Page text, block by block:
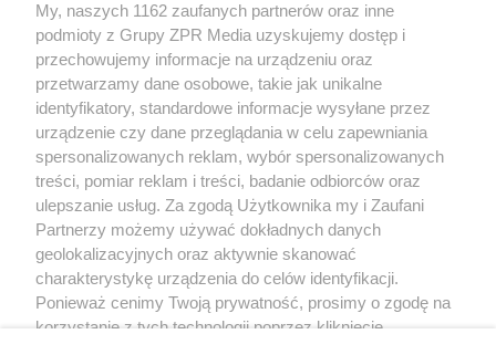
Żaden utwór zamieszczony w serwisie nie może być powielany i
rozpowszechniany lub dalej rozpowszechniany w jakikolwiek sposób (w
tym także elektroniczny lub mechaniczny) na jakimkolwiek polu
eksploatacji w jakiejkolwiek formie, włącznie z umieszczaniem w Internecie
bez pisemnej zgody właściciela praw. Jakiekolwiek użycie lub
wykorzystanie utworów w całości lub w części z naruszeniem prawa, tzn.
bez właściwej zgody, jest zabronione pod groźbą kary i może być ścigane
prawnie.
O nas
My, naszych 1162 zaufanych partnerów oraz inne
podmioty z Grupy ZPR Media uzyskujemy dostęp i
przechowujemy informacje na urządzeniu oraz
przetwarzamy dane osobowe, takie jak unikalne
identyfikatory, standardowe informacje wysyłane przez
urządzenie czy dane przeglądania w celu zapewniania
spersonalizowanych reklam, wybór spersonalizowanych
treści, pomiar reklam i treści, badanie odbiorców oraz
ulepszanie usług. Za zgodą Użytkownika my i Zaufani
Partnerzy możemy używać dokładnych danych
geolokalizacyjnych oraz aktywnie skanować
charakterystykę urządzenia do celów identyfikacji.
Ponieważ cenimy Twoją prywatność, prosimy o zgodę na
korzystanie z tych technologii poprzez kliknięcie